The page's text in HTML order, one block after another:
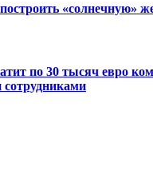
«солнечную»
по 30 тысяч евро